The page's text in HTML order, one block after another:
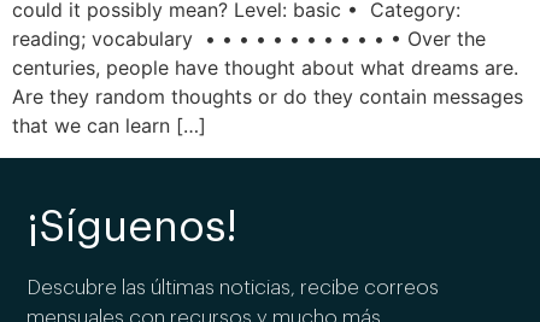
could it possibly mean? Level: basic • Category:
reading; vocabulary • • • • • • • • • • • • Over the
centuries, people have thought about what dreams are.
Are they random thoughts or do they contain messages
that we can learn […]
¡Síguenos!
Descubre las últimas noticias, recibe correos
mensuales con recursos y mucho más.